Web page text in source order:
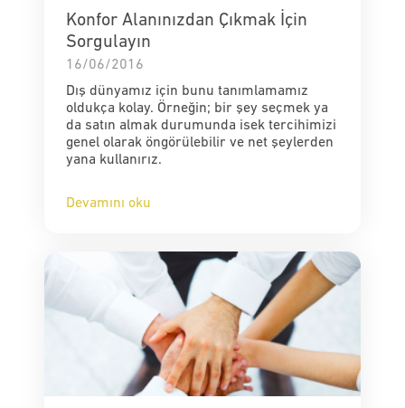
Konfor Alanınızdan Çıkmak İçin
Sorgulayın
16/06/2016
Dış dünyamız için bunu tanımlamamız
oldukça kolay. Örneğin; bir şey seçmek ya
da satın almak durumunda isek tercihimizi
genel olarak öngörülebilir ve net şeylerden
yana kullanırız.
Devamını oku